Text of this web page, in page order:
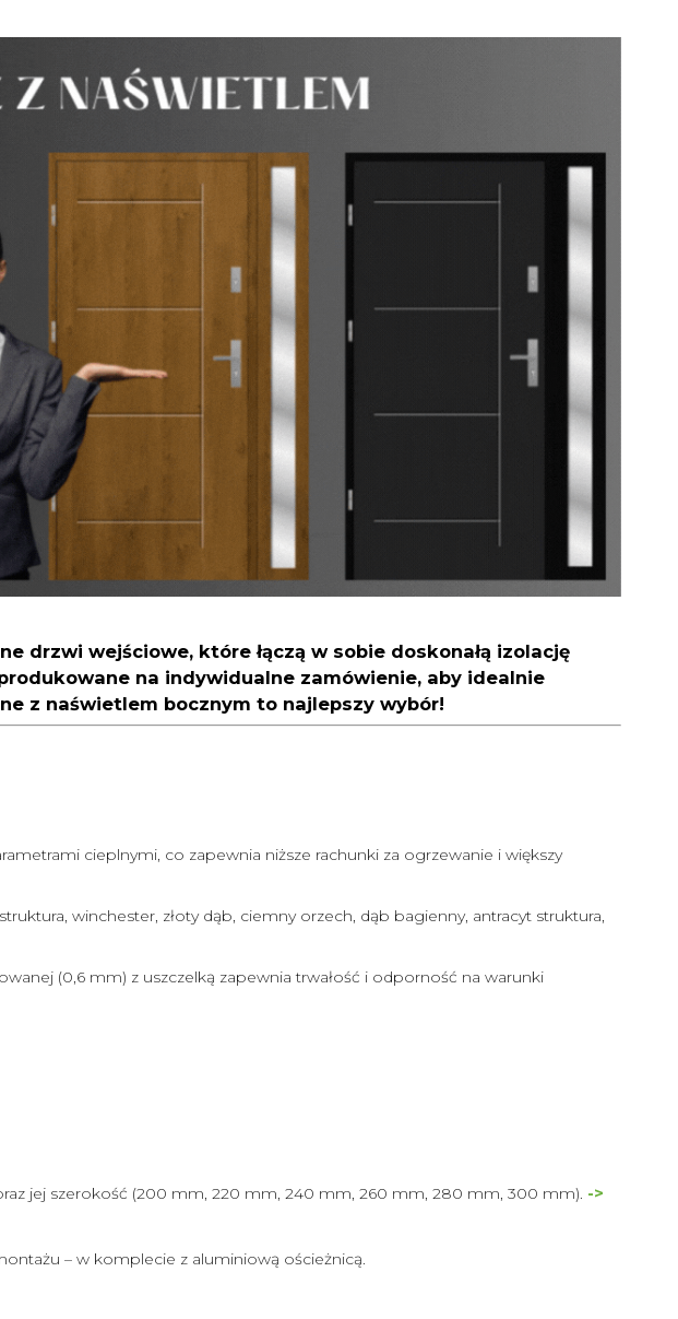
drzwi wejściowe, które łączą w sobie doskonałą izolację
na indywidualne zamówienie, aby idealnie
z naświetlem bocznym to najlepszy wybór!
cieplnymi, co zapewnia niższe rachunki za ogrzewanie i większy
winchester, złoty dąb, ciemny orzech, dąb bagienny, antracyt struktura,
(0,6 mm) z uszczelką zapewnia trwałość i odporność na warunki
jej szerokość (200 mm, 220 mm, 240 mm, 260 mm, 280 mm, 300 mm). ->
– w komplecie z aluminiową ościeżnicą.